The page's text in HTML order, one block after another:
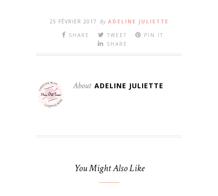
25 FÉVRIER 2017 By ADELINE JULIETTE
SHARE
TWEET
PIN IT
SHARE
About ADELINE JULIETTE
You Might Also Like